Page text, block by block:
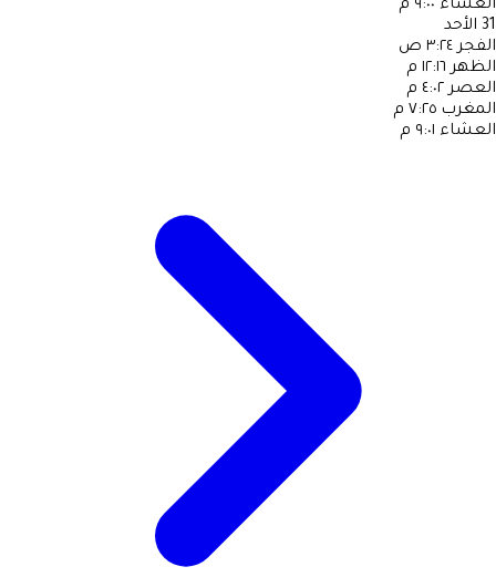
العشاء ٩:٠٠ م
31 الأحد
الفجر ٣:٢٤ ص
الظهر ١٢:١٦ م
العصر ٤:٠٢ م
المغرب ٧:٢٥ م
العشاء ٩:٠١ م